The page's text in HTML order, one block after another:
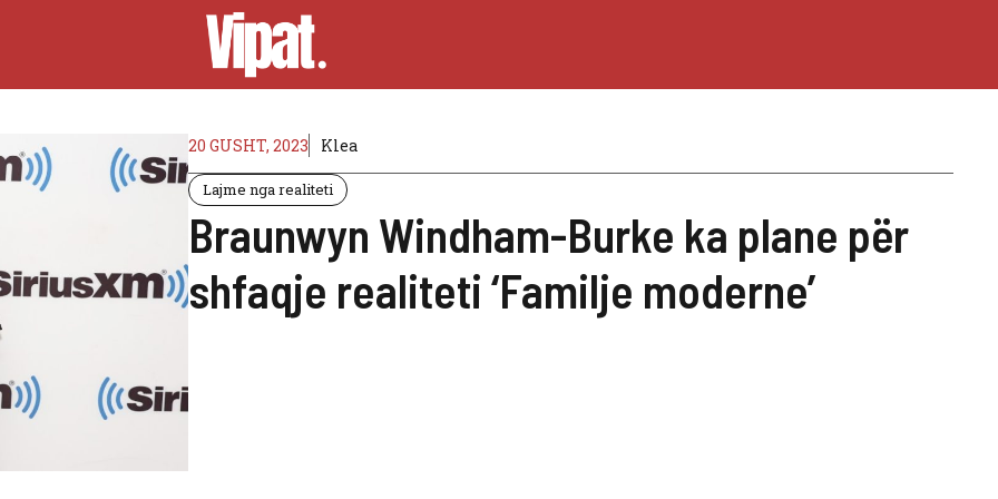
20 GUSHT, 2023 Klea
Lajme nga realiteti
Braunwyn Windham-Burke ka plane për
shfaqje realiteti ‘Familje moderne’